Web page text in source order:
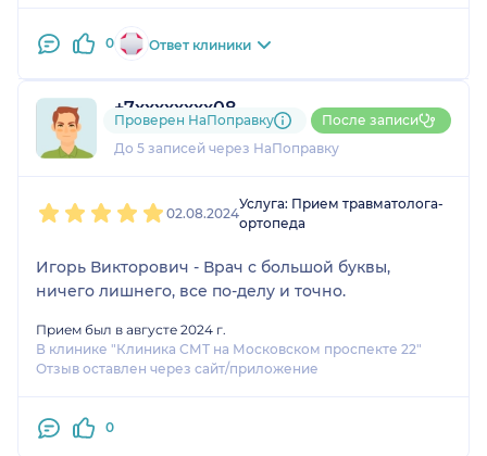
0 Ответ клиники
+7xxxxxxxx08
2 отзыва
До 5 записей через НаПоправку
Проверен НаПоправку После записи
02.08.2024
Услуга: Прием травматолога-
ортопеда
Игорь Викторович - Врач с большой буквы,
ничего лишнего, все по-делу и точно.
Прием был в августе 2024 г.
В клинике "Клиника СМТ на Московском проспекте 22"
Отзыв оставлен через сайт/приложение
0